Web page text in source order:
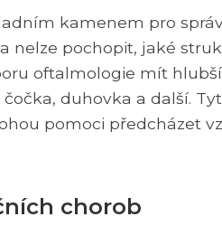
kamenem pro
nelze pochopit, jaké
oftalmologie mít
duhovka a další.
pomoci předcházet
chorob